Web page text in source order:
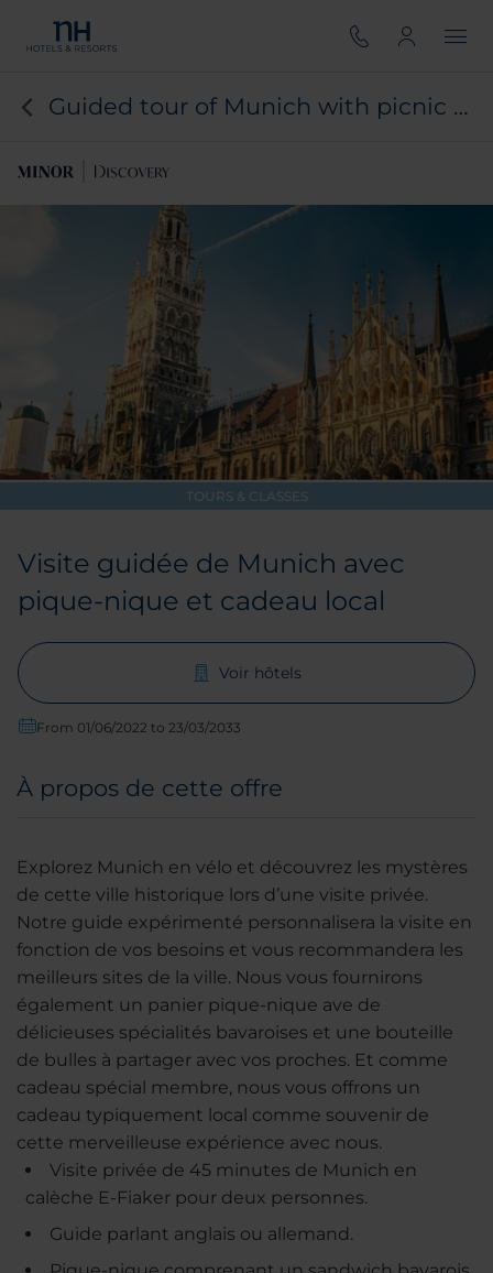
Guided tour of Munich with picnic and local gift
TOURS & CLASSES
Visite guidée de Munich avec
pique-nique et cadeau local
Voir hôtels
From 01/06/2022 to 23/03/2033
À propos de cette offre
Explorez Munich en vélo et découvrez les mystères
de cette ville historique lors d’une visite privée.
Notre guide expérimenté personnalisera la visite en
fonction de vos besoins et vous recommandera les
meilleurs sites de la ville. Nous vous fournirons
également un panier pique-nique ave de
délicieuses spécialités bavaroises et une bouteille
de bulles à partager avec vos proches. Et comme
cadeau spécial membre, nous vous offrons un
cadeau typiquement local comme souvenir de
cette merveilleuse expérience avec nous.
Visite privée de 45 minutes de Munich en
calèche E-Fiaker pour deux personnes.
Guide parlant anglais ou allemand.